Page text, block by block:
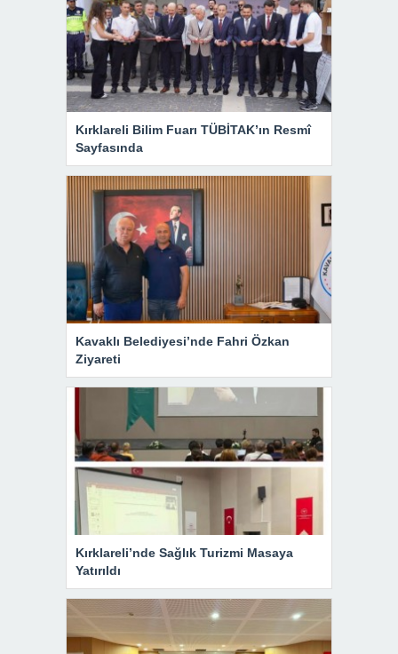
Kırklareli Bilim Fuarı TÜBİTAK’ın Resmî
Sayfasında
Kavaklı Belediyesi’nde Fahri Özkan
Ziyareti
Kırklareli’nde Sağlık Turizmi Masaya
Yatırıldı